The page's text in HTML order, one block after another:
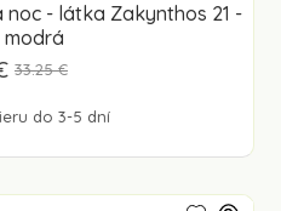
noc - látka Zakynthos 21 -
modrá
do 3-5 dní
33.25 €